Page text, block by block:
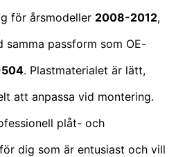
för årsmodeller 2008-2012,
samma passform som OE-
. Plastmaterialet är lätt,
att anpassa vid montering.
plåt- och
dig som är entusiast och vill